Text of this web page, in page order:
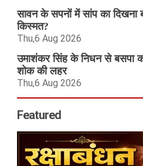
सावन के सपनों में सांप का
किस्मत?
Thu,6 Aug 2026
उमाशंकर सिंह के निधन से बसपा
शोक की लहर
Thu,6 Aug 2026
Featured